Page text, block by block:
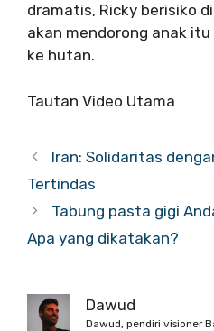
dramatis, Ricky berisiko
akan mendorong anak
ke hutan.
Tautan Video Utama
Iran: Solidaritas
Tertindas
Tabung pasta gigi
Apa yang dikatakan?
Dawud
Dawud, pendiri visioner